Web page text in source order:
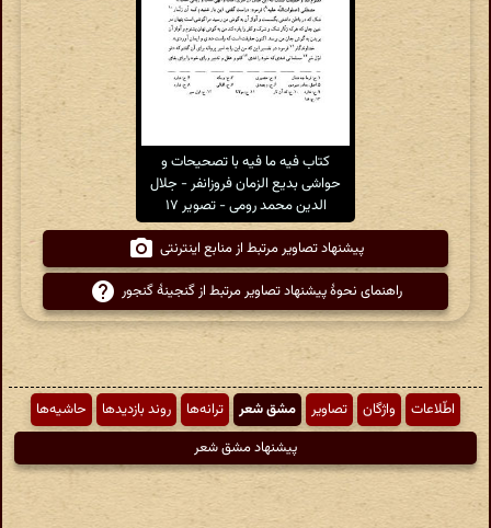
کتاب فیه ما فیه با تصحیحات و
حواشی بدیع الزمان فروزانفر - جلال
الدین محمد رومی - تصویر ۱۷
پیشنهاد تصاویر مرتبط از منابع اینترنتی
راهنمای نحوهٔ پیشنهاد تصاویر مرتبط از گنجینهٔ گنجور
اطّلاعات واژگان تصاویر مشق شعر ترانه‌ها روند بازدیدها
حاشیه‌ها
پیشنهاد مشق شعر